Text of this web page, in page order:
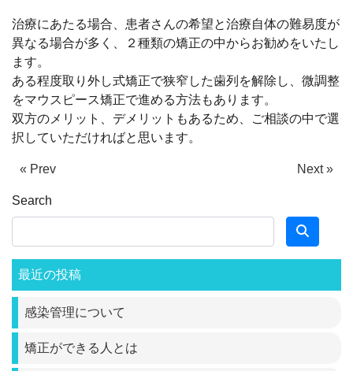
治療にあたる場合、患者さんの希望と治療自体の難易度が
異なる場合が多く、２種類の矯正の中からお勧めをいたし
ます。
ある程度取り外し式矯正で狭窄した歯列を解除し、微調整
をマウスピース矯正で進める方法もあります。
双方のメリット、デメリットもあるため、ご相談の中で選
択していただければと思います。
« Prev Next »
Search
最近の投稿
感染管理について
矯正ができる人とは